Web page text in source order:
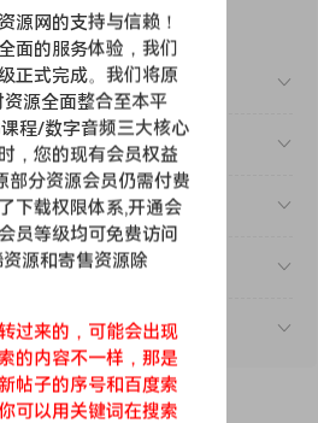
Magma 等。RetroMod
波器的现代风格，而第二个振荡器
种同音声音放大效果，并使用集成
！
享场景。 1981 年至 1987 年是伟
中的一部分。RetroMod Digital 1
展的打击垫、闪亮的电钢琴、金
验 80 年代的混合声音。
垫、闪亮的电钢琴、尖端的引线和
而是它们的鼓舞人心的组合。例
主体。结果是一个强大的乐器，具
源网的支持与信赖！
面的服务体验，我们
正式完成。我们将原
源全面整合至本平
程/数字音频三大核心
，您的现有会员权益
部分资源会员仍需付费
下载权限体系,开通会
员等级均可免费访问
源和寄售资源除
过来的，可能会出现
的内容不一样，那是
帖子的序号和百度索
可以用关键词在搜索